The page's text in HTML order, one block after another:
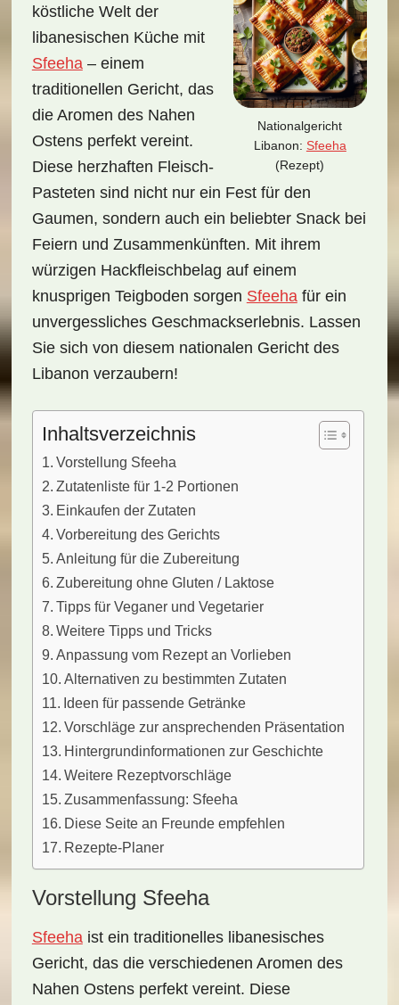
Nationalgericht
Libanon: Sfeeha
(Rezept)
köstliche Welt der
libanesischen Küche mit
Sfeeha– einem
traditionellen Gericht, das
die Aromen des Nahen
Ostens perfekt vereint.
Diese herzhaften Fleisch-
Pasteten sind nicht nur ein Fest für den
Gaumen, sondern auch ein beliebter Snack bei
Feiern und Zusammenkünften. Mit ihrem
würzigen Hackfleischbelag auf einem
knusprigen Teigboden sorgen Sfeehafür ein
unvergessliches Geschmackserlebnis. Lassen
Sie sich von diesem nationalen Gericht des
Libanon verzaubern!
Inhaltsverzeichnis
Vorstellung Sfeeha
Zutatenliste für 1-2 Portionen
Einkaufen der Zutaten
Vorbereitung des Gerichts
Anleitung für die Zubereitung
Zubereitung ohne Gluten / Laktose
Tipps für Veganer und Vegetarier
Weitere Tipps und Tricks
Anpassung vom Rezept an Vorlieben
Alternativen zu bestimmten Zutaten
Ideen für passende Getränke
Vorschläge zur ansprechenden Präsentation
Hintergrundinformationen zur Geschichte
Weitere Rezeptvorschläge
Zusammenfassung: Sfeeha
Diese Seite an Freunde empfehlen
Rezepte-Planer
Vorstellung Sfeeha
Sfeehaist ein traditionelles libanesisches
Gericht, das die verschiedenen Aromen des
Nahen Ostens perfekt vereint. Diese